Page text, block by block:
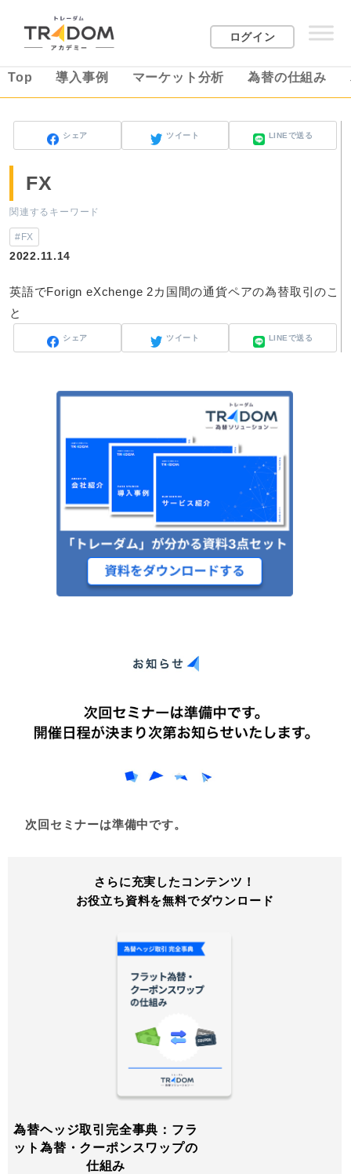
ログイン
Top 導入事例 マーケット分析 為替の仕組み
シェア ツイート LINEで送る
FX
関連するキーワード
#FX
2022.11.14
英語でForign eXchenge 2カ国間の通貨ペアの為替取引のこ
と
シェア ツイート LINEで送る
次回セミナーは準備中です。
さらに充実したコンテンツ！
お役立ち資料を無料でダウンロード
為替ヘッジ取引完全事典：フラ
ット為替・クーポンスワップの
仕組み